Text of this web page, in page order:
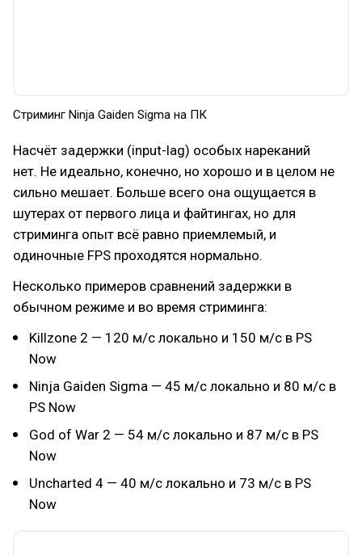
Стриминг Ninja Gaiden Sigma на ПК
Насчёт задержки (input-lag) особых нареканий
нет. Не идеально, конечно, но хорошо и в целом не
сильно мешает. Больше всего она ощущается в
шутерах от первого лица и файтингах, но для
стриминга опыт всё равно приемлемый, и
одиночные FPS проходятся нормально.
Несколько примеров сравнений задержки в
обычном режиме и во время стриминга:
Killzone 2 — 120 м/c локально и 150 м/с в PS
Now
Ninja Gaiden Sigma — 45 м/с локально и 80 м/c в
PS Now
God of War 2 — 54 м/с локально и 87 м/с в PS
Now
Uncharted 4 — 40 м/с локально и 73 м/с в PS
Now